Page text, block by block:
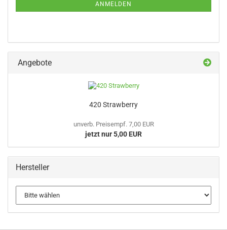
ANMELDEN
Angebote
420 Strawberry
unverb. Preisempf. 7,00 EUR
jetzt nur 5,00 EUR
Hersteller